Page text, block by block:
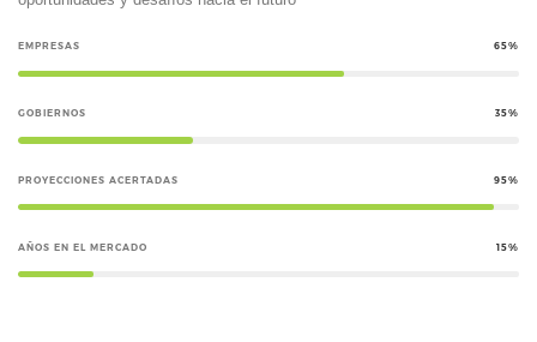
EMPRESAS
GOBIERNOS
PROYECCIONES ACERTADAS
AÑOS EN EL MERCADO